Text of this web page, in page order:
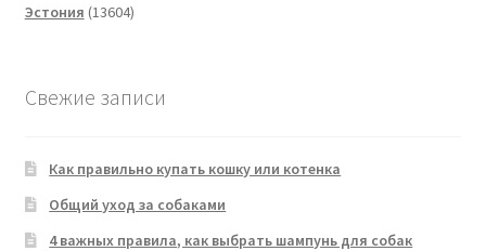
товаров
Эстония 1360413604
Свежие записи
Как правильно купать кошку или котенка
Общий уход за собаками
4 важных правила, как выбрать шампунь для собак